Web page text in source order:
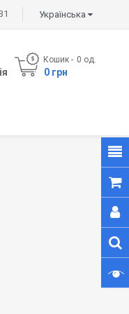
Українська
Кошик 0 од.
- 0 грн